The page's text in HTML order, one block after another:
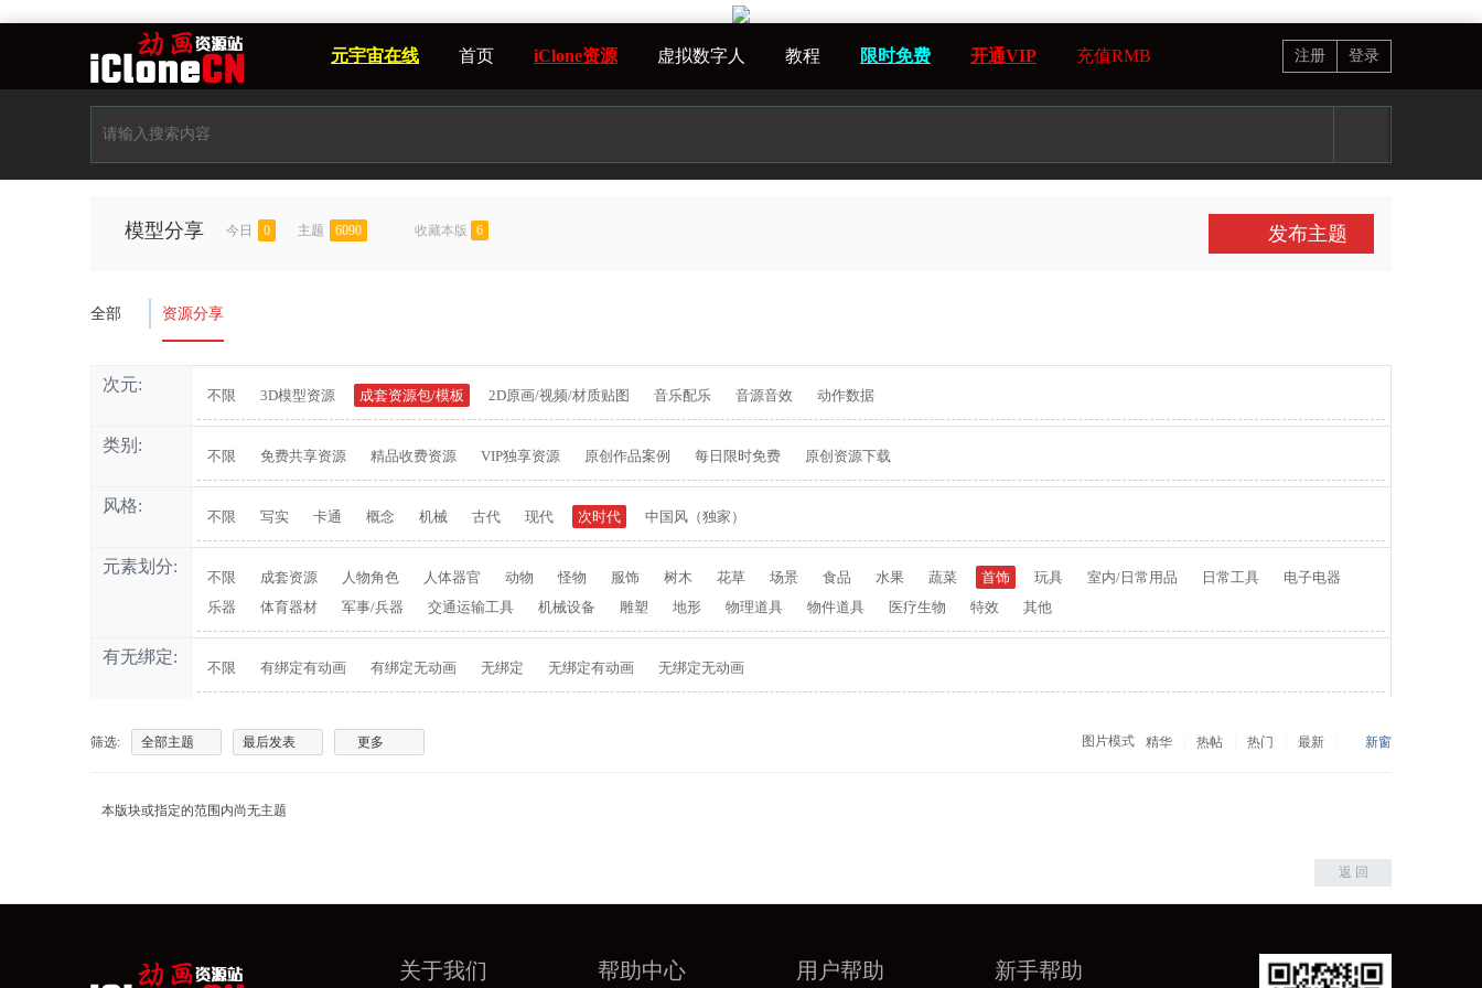
元宇宙在线 首页 iClone资源 虚拟数字人 教程 限时免费 开通VIP 充值RMB 注册 登录
模型分享 今日 0 主题 6090 收藏本版 6 发布主题
全部 资源分享
次元:
不限 3D模型资源 成套资源包/模板 2D原画/视频/材质贴图 音乐配乐 音源音效 动作数据
类别:
不限 免费共享资源 精品收费资源 VIP独享资源 原创作品案例 每日限时免费 原创资源下载
风格:
不限 写实 卡通 概念 机械 古代 现代 次时代 中国风（独家）
元素划分:
不限 成套资源 人物角色 人体器官 动物 怪物 服饰 树木 花草 场景 食品 水果 蔬菜 首饰 玩具 室内/日常用品 日常工具
电子电器
乐器
体育器材 军事/兵器 交通运输工具 机械设备 雕塑 地形 物理道具 物件道具 医疗生物 特效 其他
有无绑定:
不限 有绑定有动画 有绑定无动画 无绑定 无绑定有动画 无绑定无动画
筛选: 全部主题 最后发表 更多 新窗
最新
热门
热帖
精华
图片模式
本版块或指定的范围内尚无主题
返 回
关于我们 帮助中心 用户帮助 新手帮助